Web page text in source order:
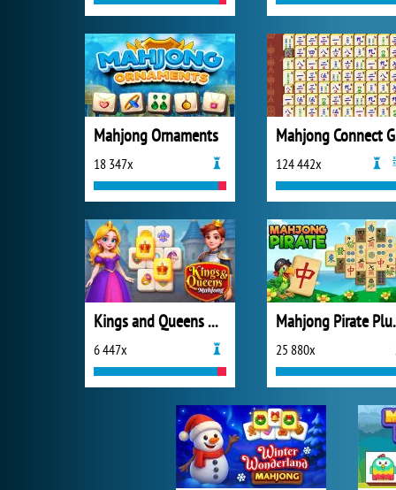
Mahjong Ornaments
18 347x 124 442x
Kings and Queens Mahjong
6 447x 25 880x